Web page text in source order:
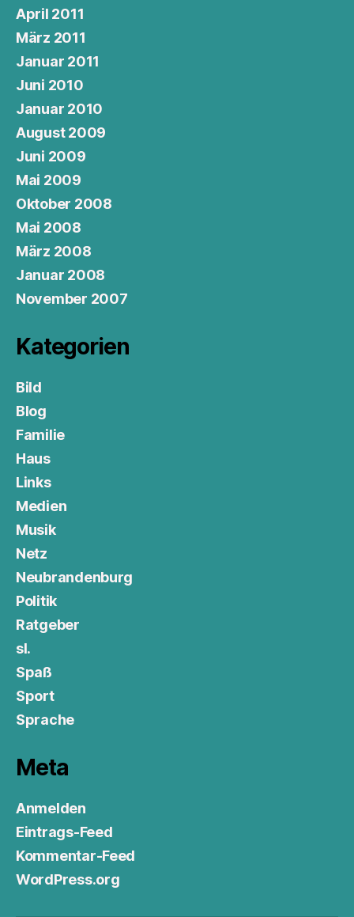
April 2011
März 2011
Januar 2011
Juni 2010
Januar 2010
August 2009
Juni 2009
Mai 2009
Oktober 2008
Mai 2008
März 2008
Januar 2008
November 2007
Kategorien
Bild
Blog
Familie
Haus
Links
Medien
Musik
Netz
Neubrandenburg
Politik
Ratgeber
sl.
Spaß
Sport
Sprache
Meta
Anmelden
Eintrags-Feed
Kommentar-Feed
WordPress.org